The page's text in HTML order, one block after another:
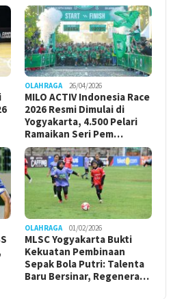
OLAHRAGA 26/04/2026
MILO ACTIV Indonesia Race
2026 Resmi Dimulai di
Yogyakarta, 4.500 Pelari
Ramaikan Seri Pem…
OLAHRAGA 01/02/2026
MLSC Yogyakarta Bukti
Kekuatan Pembinaan
Sepak Bola Putri: Talenta
Baru Bersinar, Regenera…